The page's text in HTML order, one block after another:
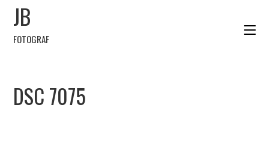
JB
FOTOGRAF
DSC 7075